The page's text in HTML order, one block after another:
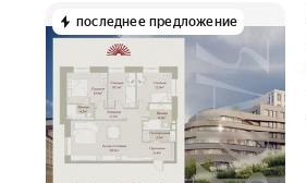
последнее предложение